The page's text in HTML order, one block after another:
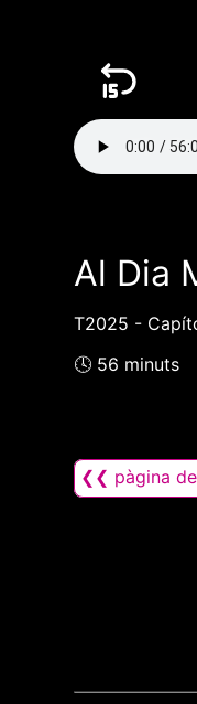
Al Dia
T2025 -
🕓 56 minuts
❮❮ pàgina